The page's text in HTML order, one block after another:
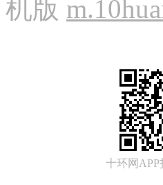
机版
十环网APP